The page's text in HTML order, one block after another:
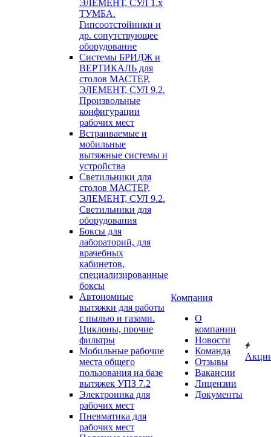
ЭЛЕМЕНТ, СУЛ 1.х
ТУМБА.
Гипсоотстойники и
др. сопутствующее
оборудование
Системы БРИДЖ и
ВЕРТИКАЛЬ для
столов МАСТЕР,
ЭЛЕМЕНТ, СУЛ 9.2.
Произвольные
конфигурации
рабочих мест
Встраиваемые и
мобильные
вытяжные системы и
устройства
Светильники для
столов МАСТЕР,
ЭЛЕМЕНТ, СУЛ 9.2.
Светильники для
оборудования
Боксы для
лабораторий, для
врачебных
кабинетов,
специализированные
боксы
Автономные
вытяжки для работы
с пылью и газами.
Циклоны, прочие
фильтры
Мобильные рабочие
места общего
пользования на базе
вытяжек УПЗ 7.2
Электроника для
рабочих мест
Пневматика для
рабочих мест
Компания
О
компании
Новости
Команда
Отзывы
Вакансии
Лицензии
Документы